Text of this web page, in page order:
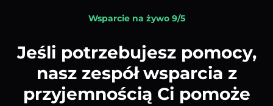
Wsparcie na żywo 9/5
Jeśli potrzebujesz pomocy,
nasz zespół wsparcia z
przyjemnością Ci pomoże